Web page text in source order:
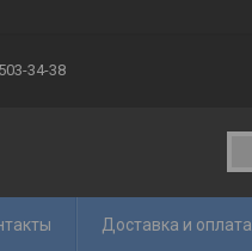
34-38
Доставка и оплата